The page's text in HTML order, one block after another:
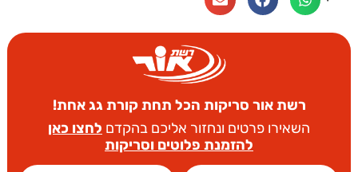
רשת אור סריקות הכל תחת קורת גג אחת!
השאירו פרטים ונחזור אליכם בהקדםלחצו כאן
להזמנת פלוטים וסריקות